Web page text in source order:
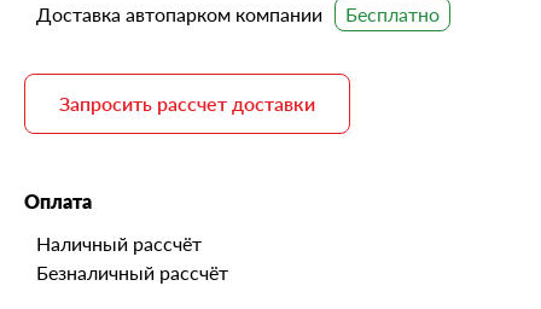
Доставка автопарком компании
Запросить рассчет доставки
Оплата
Наличный рассчёт
Безналичный рассчёт